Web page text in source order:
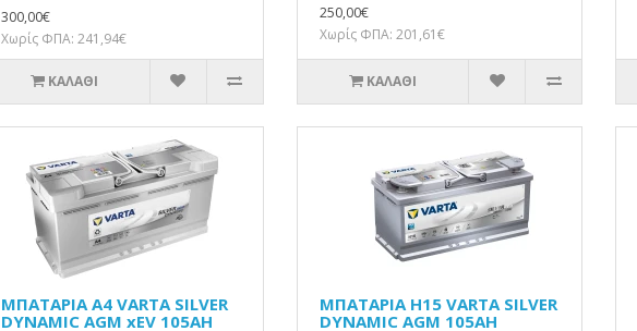
300,00€
Χωρίς ΦΠΑ: 241,94€
ΚΑΛΆΘΙ
250,00€
Χωρίς ΦΠΑ: 201,61€
ΚΑΛΆΘΙ
ΜΠΑΤΑΡΙΑ A4 VARTA SILVER
DYNAMIC AGM xEV 105AH
ΜΠΑΤΑΡΙΑ H15 VARTA SILVER
DYNAMIC AGM 105AH